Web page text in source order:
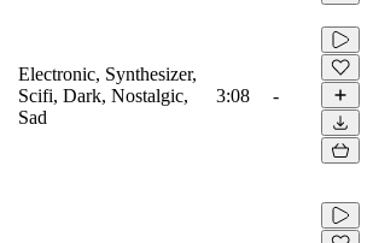
Electronic, Synthesizer,
Scifi, Dark, Nostalgic,
Sad
3:08 -